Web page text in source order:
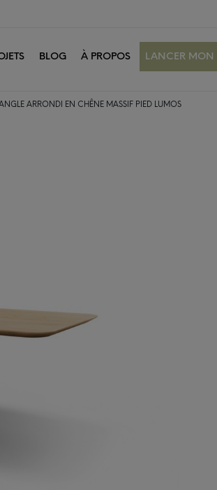
BLOG À PROPOS LANCER MON
ARRONDI EN CHÊNE MASSIF PIED LUMOS